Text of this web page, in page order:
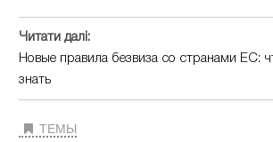
Читати далі:
Новые правила безвиза со странами ЕС:
знать
ТЕМЫ